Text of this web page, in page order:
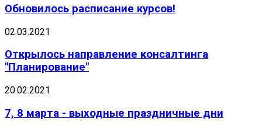
Обновилось расписание курсов!
02.03.2021
Открылось направление консалтинга
"Планирование"
20.02.2021
7, 8 марта - выходные праздничные дни